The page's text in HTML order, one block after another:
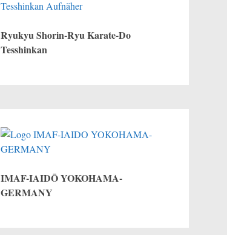
Ryukyu Shorin-Ryu Karate-Do
Tesshinkan
IMAF-IAIDŌ YOKOHAMA-
GERMANY